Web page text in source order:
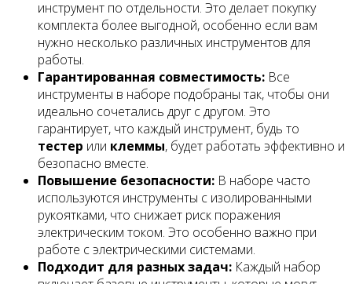
инструмент по отдельности. Это делает покупку
комплекта более выгодной, особенно если вам
нужно несколько различных инструментов для
работы.
Гарантированная совместимость: Все
инструменты в наборе подобраны так, чтобы они
идеально сочетались друг с другом. Это
гарантирует, что каждый инструмент, будь то
тестер или клеммы, будет работать эффективно и
безопасно вместе.
Повышение безопасности: В наборе часто
используются инструменты с изолированными
рукоятками, что снижает риск поражения
электрическим током. Это особенно важно при
работе с электрическими системами.
Подходит для разных задач: Каждый набор